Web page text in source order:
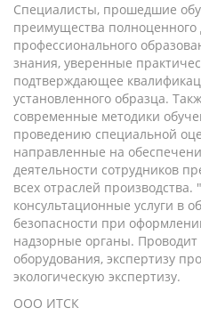
Специалисты, прошедшие
преимущества полноценного
профессионального
знания, уверенные
подтверждающее
установленного образца.
современные методики
проведению специальной
направленные на
деятельности сотрудников
всех отраслей
консультационные услуги в
безопасности при
надзорные органы.
оборудования, экспертизу
экологическую экспертизу.
ООО ИТСК